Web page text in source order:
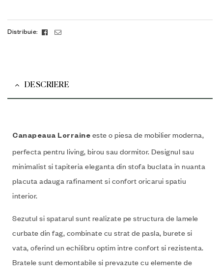
Distribuie: Facebook
Email
DESCRIERE
Canapeaua Lorraine este o piesa de mobilier moderna,
perfecta pentru living, birou sau dormitor. Designul sau
minimalist si tapiteria eleganta din stofa buclata in nuanta
placuta adauga rafinament si confort oricarui spatiu
interior.
Sezutul si spatarul sunt realizate pe structura de lamele
curbate din fag, combinate cu strat de pasla, burete si
vata, oferind un echilibru optim intre confort si rezistenta.
Bratele sunt demontabile si prevazute cu elemente de